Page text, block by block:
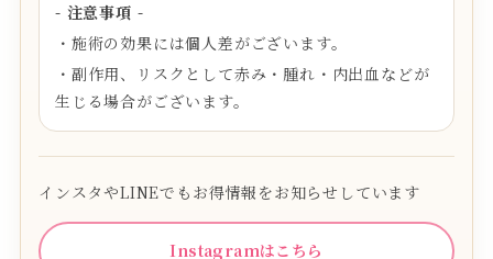
- 注意事項 -
・施術の効果には個人差がございます。
・副作用、リスクとして赤み・腫れ・内出血などが
生じる場合がございます。
インスタやLINEでもお得情報をお知らせしています
Instagramはこちら